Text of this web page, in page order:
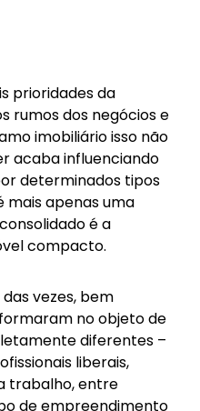
prioridades da
rumos dos negócios e
imobiliário isso não
acaba influenciando
determinados tipos
mais apenas uma
é a
compacto.
vezes, bem
no objeto de
diferentes –
liberais,
trabalho, entre
de empreendimento